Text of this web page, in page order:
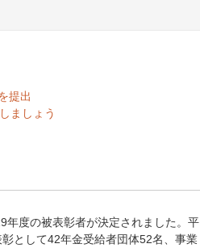
提出
ましょう
年度の被表彰者が決定されました。平
として42年金受給者団体52名、事業